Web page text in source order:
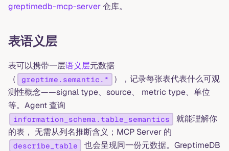
greptimedb-mcp-server仓库。
表语义层
表可以携带一层语义层元数据
（
greptime.semantic.*
），记录每张表代表什么可观
测性概念——signal type、source、 metric type、单位
等。Agent 查询
information_schema.table_semantics
就能理解你
的表， 无需从列名推断含义；MCP Server 的
describe_table
也会呈现同一份元数据。GreptimeDB